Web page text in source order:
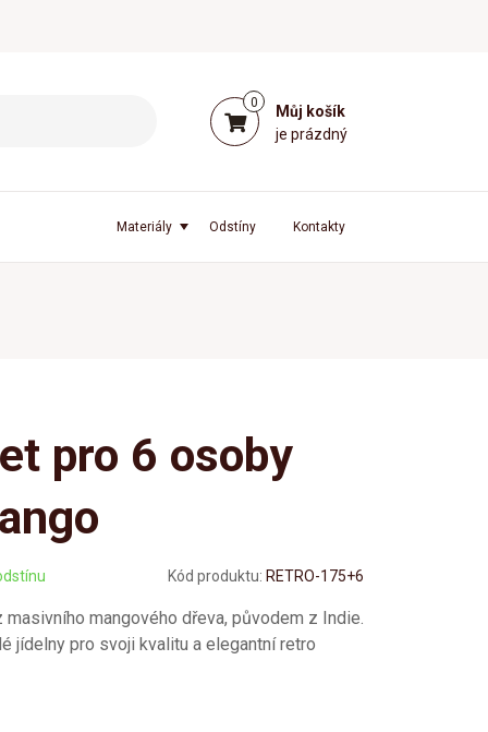
0
Můj košík
je prázdný
Kontakty
Odstíny
Materiály
pro 6 osoby
Kód produktu: RETRO-175+6
mangového dřeva, původem z Indie.
jídelny pro svoji kvalitu a elegantní retro